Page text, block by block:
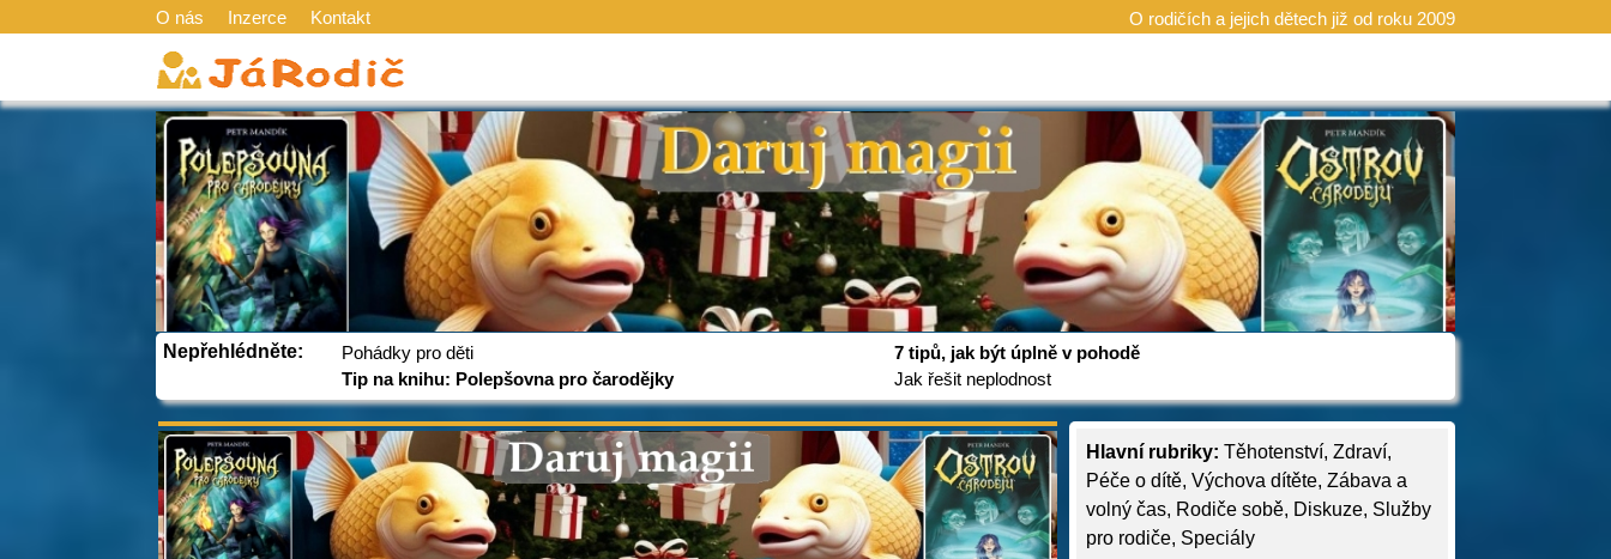
O nás Inzerce Kontakt O rodičích a jejich dětech již od roku 2009
Nepřehlédněte:
Pohádky pro děti
Tip na knihu: Polepšovna pro čarodějky
7 tipů, jak být úplně v pohodě
Jak řešit neplodnost
Hlavní rubriky: Těhotenství, Zdraví,
Péče o dítě, Výchova dítěte, Zábava a
volný čas, Rodiče sobě, Diskuze, Služby
pro rodiče, Speciály